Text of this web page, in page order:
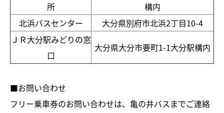
所
構内
北浜バスセンター
大分県別府市北浜2丁目10-4
ＪＲ大分駅みどりの窓
口
大分県大分市要町1-1大分駅構内
■お問い合わせ
フリー乗車券のお問い合わせは、亀の井バスまでご連絡